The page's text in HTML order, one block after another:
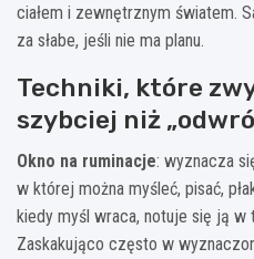
ciałem i zewnętrznym światem.
za słabe, jeśli nie ma planu.
Techniki, które
szybciej niż
Okno na ruminacje: wyznacza
w której można myśleć, pisać,
kiedy myśl wraca, notuje się ją w
Zaskakująco często w